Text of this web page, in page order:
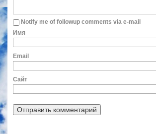
Notify me of followup comments via e-mail
Сайт